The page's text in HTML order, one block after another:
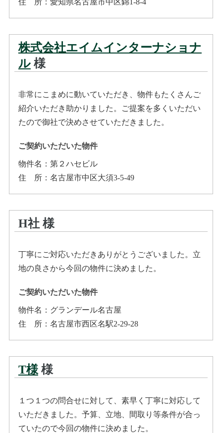
住所
： 愛知県名古屋市中区錦1-8-4
株式会社エイムインターナショナ
ル 様
非常にこまめに動いていただき、物件もたくさんご
紹介いただき助かりました。ご提案を多くいただい
たので御社で決めさせていただきました。
ご契約いただいた物件
物件名： 第２ハセビル
住所
： 名古屋市中区大須3-5-49
H社様
丁寧にご対応いただきありがとうございました。立
地の良さから今回の物件に決めました。
ご契約いただいた物件
物件名： グランデール名古屋
住所
： 名古屋市西区名駅2-29-28
T様 様
１つ１つの問合せに対して、素早く丁寧に対応して
いただきました。予算、立地、間取り等条件が合っ
ていたので今回の物件に決めました。